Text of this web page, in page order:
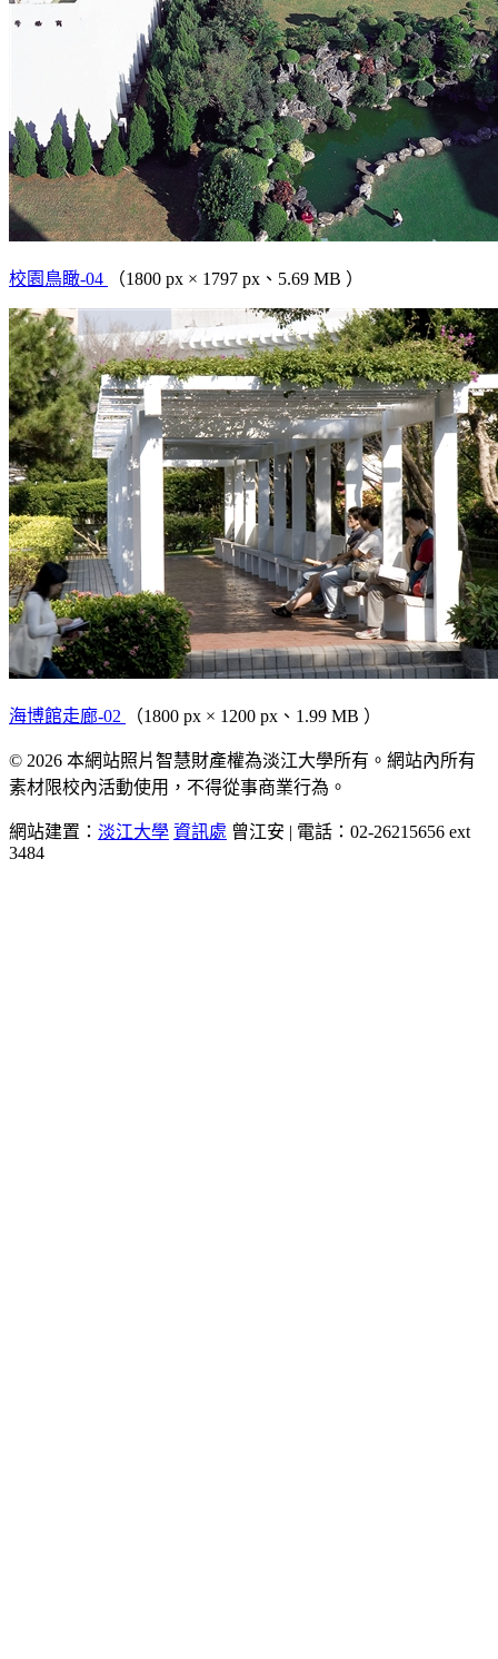
校園鳥瞰-04 （1800 px × 1797 px、5.69 MB ）
海博館走廊-02 （1800 px × 1200 px、1.99 MB ）
© 2026 本網站照片智慧財產權為淡江大學所有。網站內所有
素材限校內活動使用，不得從事商業行為。
網站建置： 淡江大學 資訊處 曾江安 | 電話：02-26215656 ext
3484